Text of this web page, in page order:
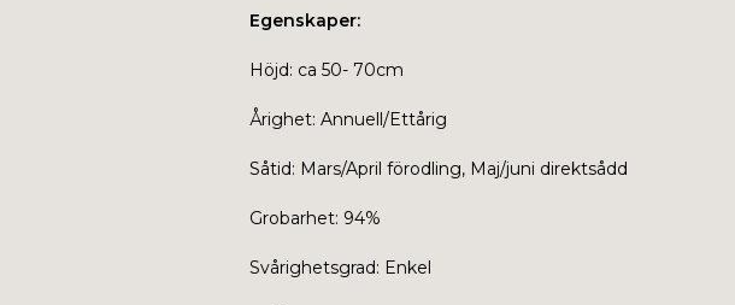
Egenskaper:
Höjd: ca 50- 70cm
Årighet: Annuell/Ettårig
Såtid: Mars/April förodling, Maj/juni direktsådd
Grobarhet: 94%
Svårighetsgrad: Enkel